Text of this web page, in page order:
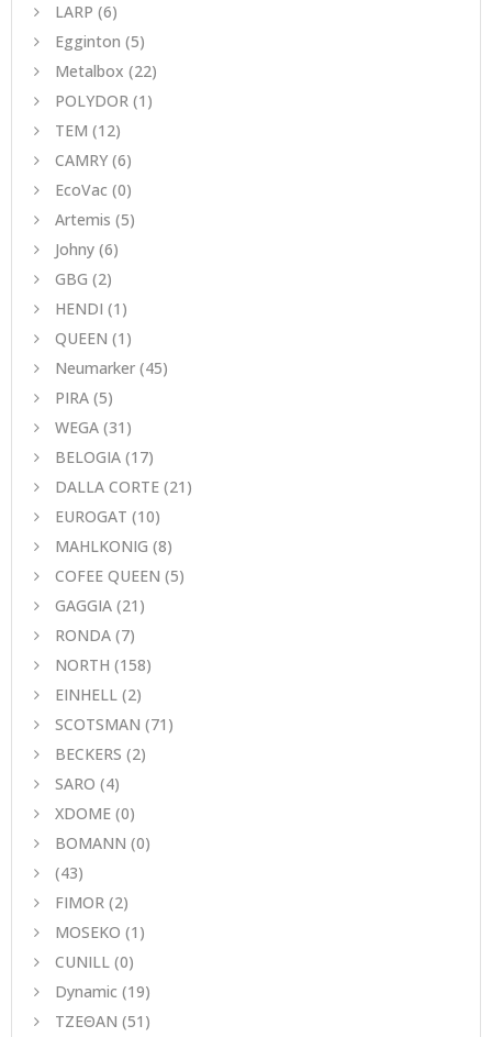
LARP (6)
Egginton (5)
Metalbox (22)
POLYDOR (1)
TEM (12)
CAMRY (6)
EcoVac (0)
Artemis (5)
Johny (6)
GBG (2)
HENDI (1)
QUEEN (1)
Neumarker (45)
PIRA (5)
WEGA (31)
BELOGIA (17)
DALLA CORTE (21)
EUROGAT (10)
MAHLKONIG (8)
COFEE QUEEN (5)
GAGGIA (21)
RONDA (7)
NORTH (158)
EINHELL (2)
SCOTSMAN (71)
BECKERS (2)
SARO (4)
XDOME (0)
BOMANN (0)
(43)
FIMOR (2)
MOSEKO (1)
CUNILL (0)
Dynamic (19)
ΤΖΕΘΑΝ (51)